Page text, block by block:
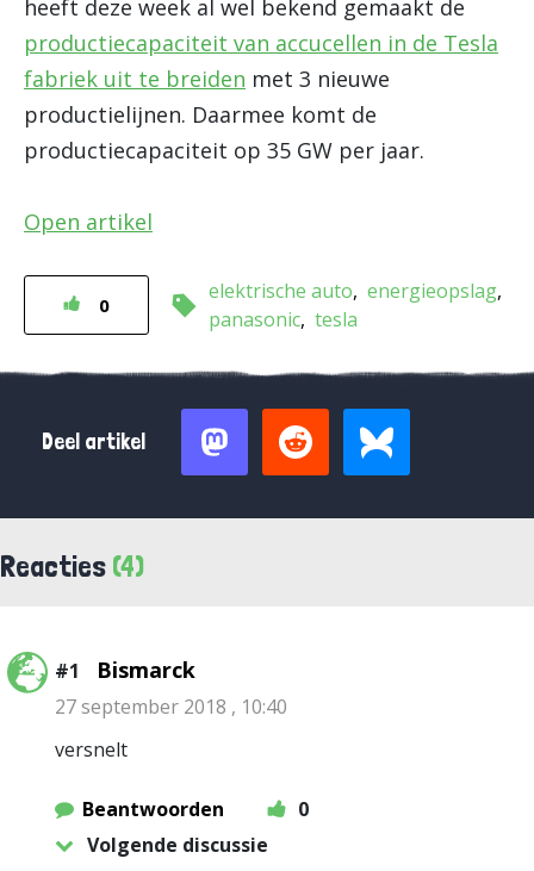
heeft deze week al wel bekend gemaakt de
productiecapaciteit van accucellen in de Tesla
fabriek uit te breiden met 3 nieuwe
productielijnen. Daarmee komt de
productiecapaciteit op 35 GW per jaar.
Open artikel
0
elektrische auto energieopslag
panasonic tesla
Deel artikel
Reacties (4)
#1 Bismarck
27 september 2018 , 10:40
versnelt
Beantwoorden
0
Volgende discussie